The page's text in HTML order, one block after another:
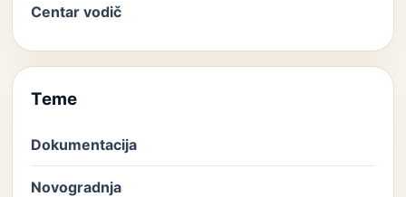
Centar vodič
Teme
Dokumentacija
Novogradnja